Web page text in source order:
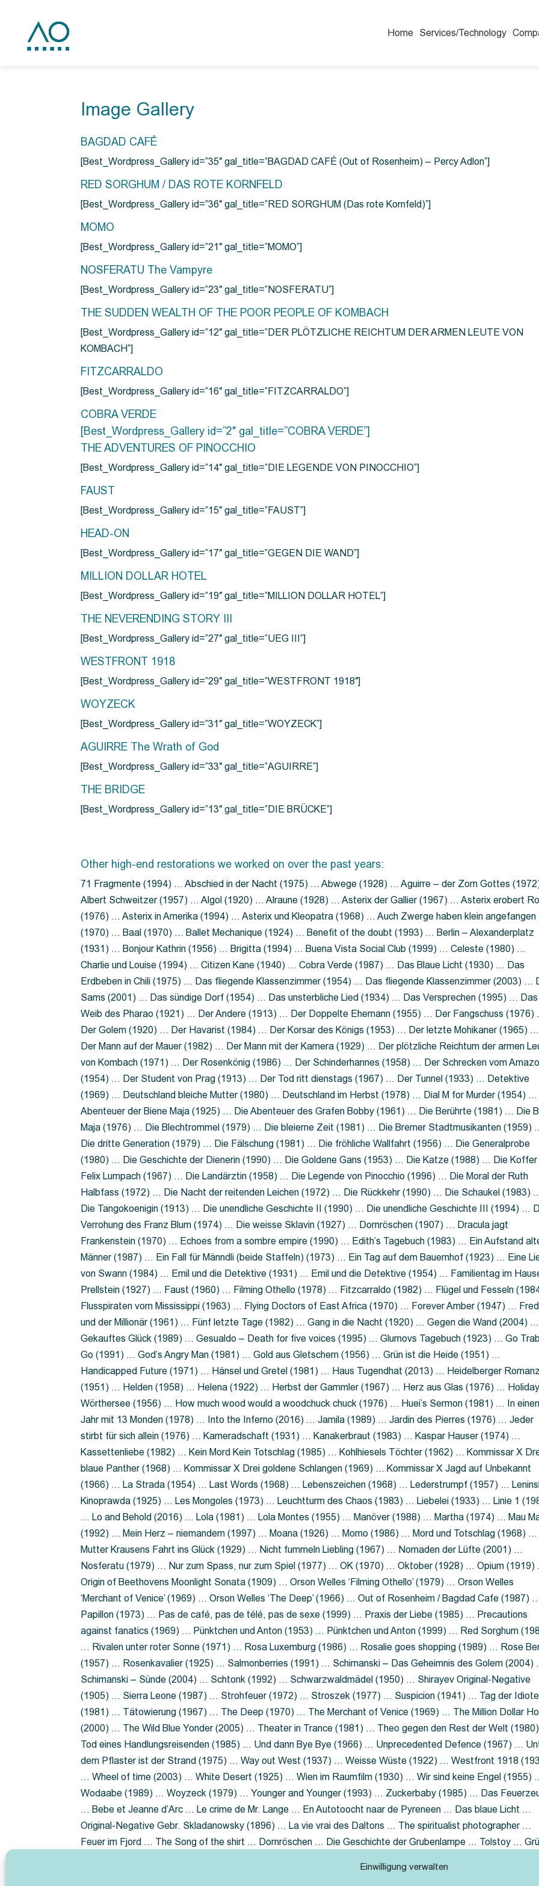
Einwilligung verwalten
Home Services/Technology
Image Gallery
BAGDAD CAFÉ
[Best_Wordpress_Gallery id=”35″ gal_title=”BAGDAD CAFÉ (Out of Rosenheim) – Percy Adlon”]
RED SORGHUM / DAS ROTE KORNFELD
[Best_Wordpress_Gallery id=”36″ gal_title=”RED SORGHUM (Das rote Kornfeld)”]
MOMO
[Best_Wordpress_Gallery id=”21″ gal_title=”MOMO”]
NOSFERATU The Vampyre
[Best_Wordpress_Gallery id=”23″ gal_title=”NOSFERATU”]
THE SUDDEN WEALTH OF THE POOR PEOPLE OF KOMBACH
[Best_Wordpress_Gallery id=”12″ gal_title=”DER PLÖTZLICHE REICHTUM DER ARMEN LEUTE VON
KOMBACH”]
FITZCARRALDO
[Best_Wordpress_Gallery id=”16″ gal_title=”FITZCARRALDO”]
COBRA VERDE
[Best_Wordpress_Gallery id=”2″ gal_title=”COBRA VERDE”]
THE ADVENTURES OF PINOCCHIO
[Best_Wordpress_Gallery id=”14″ gal_title=”DIE LEGENDE VON PINOCCHIO”]
FAUST
[Best_Wordpress_Gallery id=”15″ gal_title=”FAUST”]
HEAD-ON
[Best_Wordpress_Gallery id=”17″ gal_title=”GEGEN DIE WAND”]
MILLION DOLLAR HOTEL
[Best_Wordpress_Gallery id=”19″ gal_title=”MILLION DOLLAR HOTEL”]
THE NEVERENDING STORY III
[Best_Wordpress_Gallery id=”27″ gal_title=”UEG III”]
WESTFRONT 1918
[Best_Wordpress_Gallery id=”29″ gal_title=”WESTFRONT 1918″]
WOYZECK
[Best_Wordpress_Gallery id=”31″ gal_title=”WOYZECK”]
AGUIRRE The Wrath of God
[Best_Wordpress_Gallery id=”33″ gal_title=”AGUIRRE”]
THE BRIDGE
[Best_Wordpress_Gallery id=”13″ gal_title=”DIE BRÜCKE”]
Other high-end restorations we worked on over the past years:
71 Fragmente (1994) … Abschied in der Nacht (1975) … Abwege (1928) … Aguirre – der Zorn Gottes
Albert Schweitzer (1957) … Algol (1920) … Alraune (1928) … Asterix der Gallier (1967) … Asterix erobert
(1976) … Asterix in Amerika (1994) … Asterix und Kleopatra (1968) … Auch Zwerge haben klein angefangen
(1970) … Baal (1970) … Ballet Mechanique (1924) … Benefit of the doubt (1993) … Berlin – Alexanderplatz
(1931) … Bonjour Kathrin (1956) … Brigitta (1994) … Buena Vista Social Club (1999) … Celeste (1980) …
Charlie und Louise (1994) … Citizen Kane (1940) … Cobra Verde (1987) … Das Blaue Licht (1930) … Das
Erdbeben in Chili (1975) … Das fliegende Klassenzimmer (1954) … Das fliegende Klassenzimmer (2003) …
Sams (2001) … Das sündige Dorf (1954) … Das unsterbliche Lied (1934) … Das Versprechen (1995) … Das
Weib des Pharao (1921) … Der Andere (1913) … Der Doppelte Ehemann (1955) … Der Fangschuss (1976)
Der Golem (1920) … Der Havarist (1984) … Der Korsar des Königs (1953) … Der letzte Mohikaner (1965) …
Der Mann auf der Mauer (1982) … Der Mann mit der Kamera (1929) … Der plötzliche Reichtum der armen
von Kombach (1971) … Der Rosenkönig (1986) … Der Schinderhannes (1958) … Der Schrecken vom
(1954) … Der Student von Prag (1913) … Der Tod ritt dienstags (1967) … Der Tunnel (1933) … Detektive
(1969) … Deutschland bleiche Mutter (1980) … Deutschland im Herbst (1978) … Dial M for Murder (1954) …
Abenteuer der Biene Maja (1925) … Die Abenteuer des Grafen Bobby (1961) … Die Berührte (1981) … Die
Maja (1976) … Die Blechtrommel (1979) … Die bleierne Zeit (1981) … Die Bremer Stadtmusikanten (1959)
Die dritte Generation (1979) … Die Fälschung (1981) … Die fröhliche Wallfahrt (1956) … Die Generalprobe
(1980) … Die Geschichte der Dienerin (1990) … Die Goldene Gans (1953) … Die Katze (1988) … Die Koffer
Felix Lumpach (1967) … Die Landärztin (1958) … Die Legende von Pinocchio (1996) … Die Moral der Ruth
Halbfass (1972) … Die Nacht der reitenden Leichen (1972) … Die Rückkehr (1990) … Die Schaukel (1983)
Die Tangokoenigin (1913) … Die unendliche Geschichte II (1990) … Die unendliche Geschichte III (1994) …
Verrohung des Franz Blum (1974) … Die weisse Sklavin (1927) … Dornröschen (1907) … Dracula jagt
Frankenstein (1970) … Echoes from a sombre empire (1990) … Edith’s Tagebuch (1983) … Ein Aufstand
Männer (1987) … Ein Fall für Männdli (beide Staffeln) (1973) … Ein Tag auf dem Bauernhof (1923) … Eine
von Swann (1984) … Emil und die Detektive (1931) … Emil und die Detektive (1954) … Familientag im
Prellstein (1927) … Faust (1960) … Filming Othello (1978) … Fitzcarraldo (1982) … Flügel und Fesseln
Flusspiraten vom Mississippi (1963) … Flying Doctors of East Africa (1970) … Forever Amber (1947) …
und der Millionär (1961) … Fünf letzte Tage (1982) … Gang in die Nacht (1920) … Gegen die Wand (2004) …
Gekauftes Glück (1989) … Gesualdo – Death for five voices (1995) … Glumovs Tagebuch (1923) … Go
Go (1991) … God’s Angry Man (1981) … Gold aus Gletschern (1956) … Grün ist die Heide (1951) …
Handicapped Future (1971) … Hänsel und Gretel (1981) … Haus Tugendhat (2013) … Heidelberger
(1951) … Helden (1958) … Helena (1922) … Herbst der Gammler (1967) … Herz aus Glas (1976) …
Wörthersee (1956) … How much wood would a woodchuck chuck (1976) … Huei’s Sermon (1981) … In
Jahr mit 13 Monden (1978) … Into the Inferno (2016) … Jamila (1989) … Jardin des Pierres (1976) … Jeder
stirbt für sich allein (1976) … Kameradschaft (1931) … Kanakerbraut (1983) … Kaspar Hauser (1974) …
Kassettenliebe (1982) … Kein Mord Kein Totschlag (1985) … Kohlhiesels Töchter (1962) … Kommissar X
blaue Panther (1968) … Kommissar X Drei goldene Schlangen (1969) … Kommissar X Jagd auf Unbekannt
(1966) … La Strada (1954) … Last Words (1968) … Lebenszeichen (1968) … Lederstrumpf (1957) …
Kinoprawda (1925) … Les Mongoles (1973) … Leuchtturm des Chaos (1983) … Liebelei (1933) … Linie 1
… Lo and Behold (2016) … Lola (1981) … Lola Montes (1955) … Manöver (1988) … Martha (1974) … Mau
(1992) … Mein Herz – niemandem (1997) … Moana (1926) … Momo (1986) … Mord und Totschlag (1968) …
Mutter Krausens Fahrt ins Glück (1929) … Nicht fummeln Liebling (1967) … Nomaden der Lüfte (2001) …
Nosferatu (1979) … Nur zum Spass, nur zum Spiel (1977) … OK (1970) … Oktober (1928) … Opium (1919)
Origin of Beethovens Moonlight Sonata (1909) … Orson Welles ‘Filming Othello’ (1979) … Orson Welles
‘Merchant of Venice’ (1969) … Orson Welles ‘The Deep’ (1966) … Out of Rosenheim / Bagdad Cafe (1987) …
Papillon (1973) … Pas de café, pas de télé, pas de sexe (1999) … Praxis der Liebe (1985) … Precautions
against fanatics (1969) … Pünktchen und Anton (1953) … Pünktchen und Anton (1999) … Red Sorghum
… Rivalen unter roter Sonne (1971) … Rosa Luxemburg (1986) … Rosalie goes shopping (1989) … Rose
(1957) … Rosenkavalier (1925) … Salmonberries (1991) … Schimanski – Das Geheimnis des Golem (2004)
Schimanski – Sünde (2004) … Schtonk (1992) … Schwarzwaldmädel (1950) … Shirayev Original-Negative
(1905) … Sierra Leone (1987) … Strohfeuer (1972) … Stroszek (1977) … Suspicion (1941) … Tag der
(1981) … Tätowierung (1967) … The Deep (1970) … The Merchant of Venice (1969) … The Million Dollar
(2000) … The Wild Blue Yonder (2005) … Theater in Trance (1981) … Theo gegen den Rest der Welt
Tod eines Handlungsreisenden (1985) … Und dann Bye Bye (1966) … Unprecedented Defence (1967) …
dem Pflaster ist der Strand (1975) … Way out West (1937) … Weisse Wüste (1922) … Westfront 1918
… Wheel of time (2003) … White Desert (1925) … Wien im Raumfilm (1930) … Wir sind keine Engel (1955)
Wodaabe (1989) … Woyzeck (1979) … Younger and Younger (1993) … Zuckerbaby (1985) … Das
… Bebe et Jeanne d’Arc … Le crime de Mr. Lange … En Autotoocht naar de Pyreneen … Das blaue Licht …
Original-Negative Gebr. Skladanowsky (1896) … La vie vrai des Daltons … The spiritualist photographer …
Feuer im Fjord … The Song of the shirt … Dornröschen … Die Geschichte der Grubenlampe … Tolstoy …